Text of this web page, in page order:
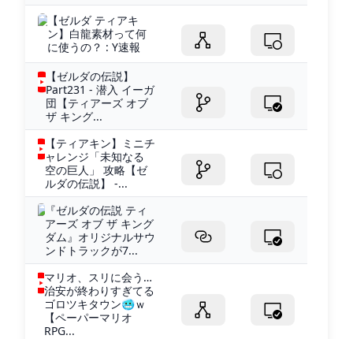
【ゼルダ ティアキ
ン】白龍素材って何
に使うの？ : Y速報
【ゼルダの伝説】
Part231 - 潜入 イーガ
団【ティアーズ オブ
ザ キング...
【ティアキン】ミニチ
ャレンジ「未知なる
空の巨人」 攻略【ゼ
ルダの伝説】 -...
『ゼルダの伝説 ティ
アーズ オブ ザ キング
ダム』オリジナルサウ
ンドトラックが7...
マリオ、スリに会う…
治安が終わりすぎてる
ゴロツキタウン🥶ｗ
【ペーパーマリオ
RPG...